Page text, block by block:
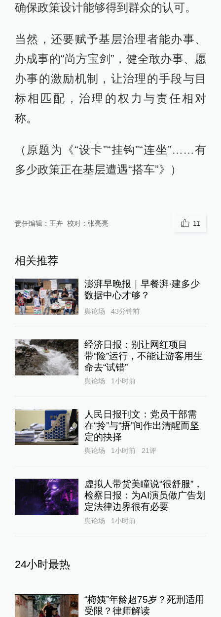
确保政策设计能够得到群众的认可。
当然，还要赋予基层治理者能办事、
办成事的“尚方宝剑”，健全敢办事、愿
办事的激励机制，让治理的手段与目
标相匹配，治理的权力与责任相对
称。
（原题为《“设卡”“挂钩”“连坐”……有
多少政策正在基层遭遇“搭车”》）
责任编辑： 王卉 校对： 张亮亮 11
相关推荐
澎湃早晚报｜早餐湃·建多少
数据中心才够？
舆论场 43分钟前
经济日报：别让网红项目
带“险”运行，不能让游客用生
命去“试错”
舆论场 1小时前
人民日报刊文：党员干部需
在“拎”与“捂”间作出清醒而坚
定的抉择
舆论场 1小时前 21评
虚拟人带货美瞳说“很舒服”，
检察日报：为AI演员做广告划
定法律边界很有必要
舆论场 1小时前
24小时最热
“梅姨”年龄超75岁？死刑适用
受限？律师解读